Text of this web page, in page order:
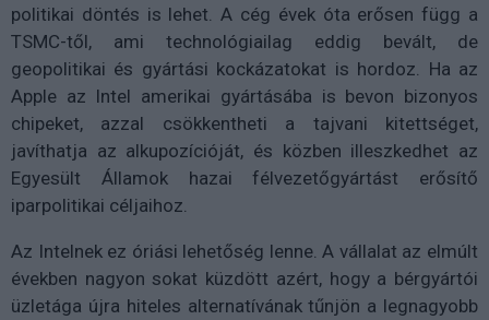
politikai döntés is lehet. A cég évek óta erősen függ a
TSMC-től, ami technológiailag eddig bevált, de
geopolitikai és gyártási kockázatokat is hordoz. Ha az
Apple az Intel amerikai gyártásába is bevon bizonyos
chipeket, azzal csökkentheti a tajvani kitettséget,
javíthatja az alkupozícióját, és közben illeszkedhet az
Egyesült Államok hazai félvezetőgyártást erősítő
iparpolitikai céljaihoz.
Az Intelnek ez óriási lehetőség lenne. A vállalat az elmúlt
években nagyon sokat küzdött azért, hogy a bérgyártói
üzletága újra hiteles alternatívának tűnjön a legnagyobb